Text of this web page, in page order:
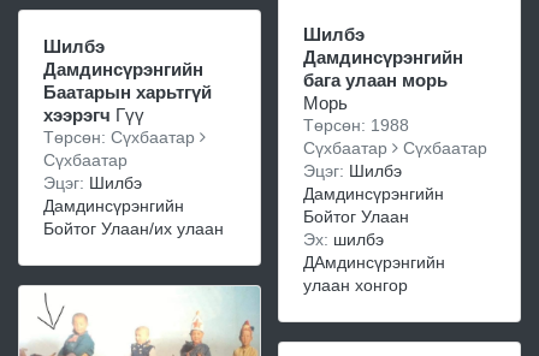
Шилбэ
Дамдинсүрэнгийн
Баатарын харьтгүй
хээрэгч Гүү
Төрсөн: Сүхбаатар
Сүхбаатар
Эцэг: Шилбэ
Дамдинсүрэнгийн
Бойтог Улаан/их улаан
Шилбэ
Дамдинсүрэнгийн
бага улаан морь
Морь
Төрсөн: 1988
Сүхбаатар
Сүхбаатар
Эцэг: Шилбэ
Дамдинсүрэнгийн
Бойтог Улаан
Эх: шилбэ
ДАмдинсүрэнгийн
улаан хонгор